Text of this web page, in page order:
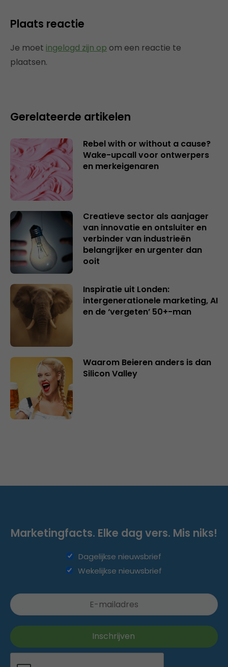
Plaats reactie
Je moet ingelogd zijn op om een reactie te
plaatsen.
Gerelateerde artikelen
Rebel with or without a cause?
Wake-upcall voor ontwerpers
en merkeigenaren
Creatieve sector als aanjager
van innovatie en ontsluiter en
verbinder van industrieën
belangrijker en urgenter dan
ooit
Inspiratie uit Londen:
intergenerationele marketing, AI
en de ‘vergeten’ 50+-man
Waarom Beieren anders is dan
Silicon Valley
Marketingfacts. Elke dag vers. Mis niks!
Dagelijkse nieuwsbrief
Wekelijkse nieuwsbrief